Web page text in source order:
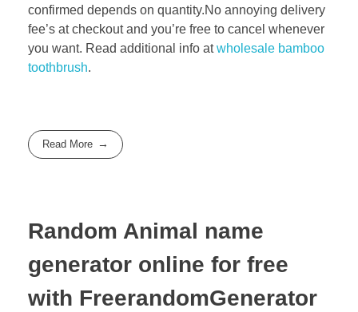
confirmed depends on quantity.No annoying delivery
fee’s at checkout and you’re free to cancel whenever
you want. Read additional info atwholesale bamboo
toothbrush.
Read More
Random Animal name
generator online for free
with FreerandomGenerator